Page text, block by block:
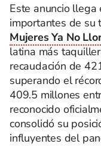
Este anuncio
importantes de su
Mujeres Ya No
latina más
recaudación de
superando el
409.5 millones
reconocido
consolidó su
influyentes del